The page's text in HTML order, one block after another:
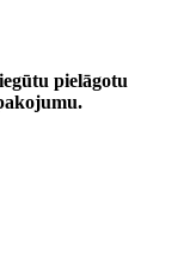
pielāgotu